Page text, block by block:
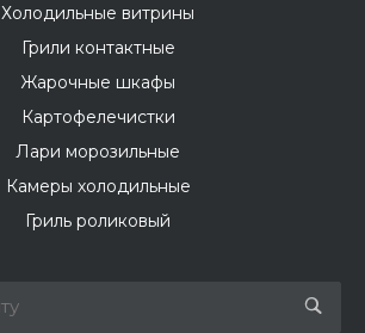
Холодильные витрины
Грили контактные
Жарочные шкафы
Картофелечистки
Лари морозильные
Камеры холодильные
Гриль роликовый